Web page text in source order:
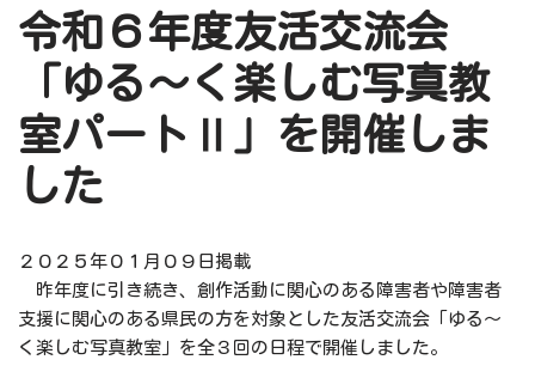
ッ
プ
令和６年度友活交流会
「ゆる～く楽しむ写真教
室パートⅡ」を開催しま
した
２０２５年０１月０９日掲載
昨年度に引き続き、創作活動に関心のある障害者や障害者
支援に関心のある県民の方を対象とした友活交流会「ゆる～
く楽しむ写真教室」を全３回の日程で開催しました。